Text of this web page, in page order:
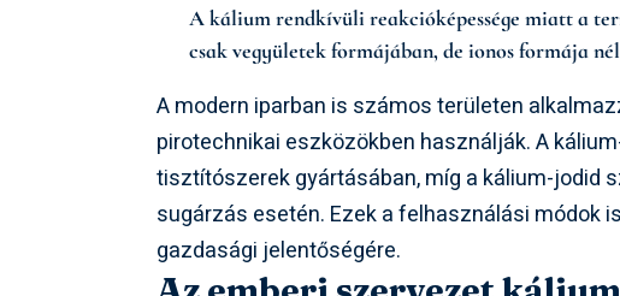
A kálium rendkívüli reakcióképessége miatt a
csak vegyületek formájában, de ionos formája
A modern iparban is számos területen
pirotechnikai eszközökben használják. A
tisztítószerek gyártásában, míg a kálium-jodid
sugárzás esetén. Ezek a felhasználási módok
gazdasági jelentőségére.